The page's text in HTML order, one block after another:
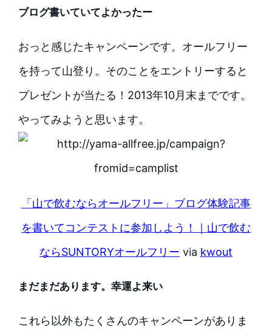
ブログ書いていてよかったー
おっと感じたキャンペーンです。オールフリー
を持って山登り。そのことをエントリーすると
プレゼントが当たる！2013年10月末までです。
やってみようと思います。
「山で飲むならオールフリー」ブログ体験記事
を書いてコンテストに参加しよう！｜山で飲む
ならSUNTORYオールフリー via kwout
まだまだあります。幸運よ来い
これら以外もたくさんのキャンペーンがありま